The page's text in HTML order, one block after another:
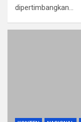
dipertimbangkan…